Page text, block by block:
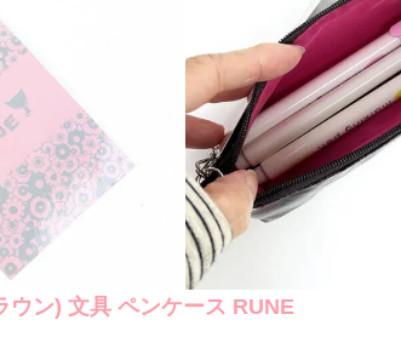
ウン) 文具 ペンケース RUNE